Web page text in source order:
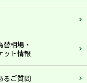
替相場・
ット情報
るご質問